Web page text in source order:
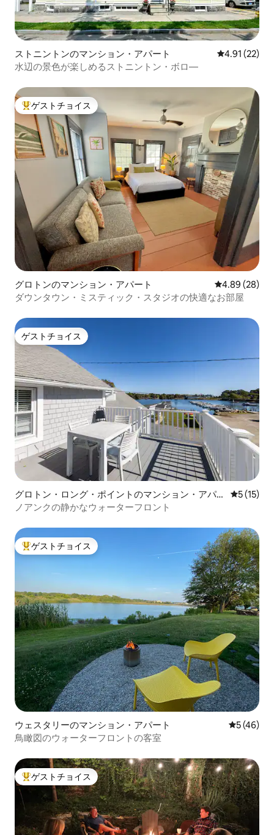
ストニントンのマンション・アパート レビュー22
4.91 (22)
水辺の景色が楽しめるストニントン・ボロ―
大好評のゲストチョイスです。
ゲストチョイス
グロトンのマンション・アパート レビュー28
4.89 (28)
ダウンタウン・ミスティック・スタジオの快適なお部屋
ゲストチョイス
ゲストチョイス
グロトン・ロング・ポイントのマンション・アパー
ト
レビュー
5 (15)
ノアンクの静かなウォーターフロント
大好評のゲストチョイスです。
ゲストチョイス
ウェスタリーのマンション・アパート レビュー
5 (46)
鳥瞰図のウォーターフロントの客室
大好評のゲストチョイスです。
ゲストチョイス